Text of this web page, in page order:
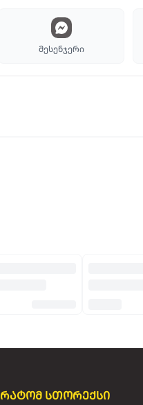
მესენჯერი
რატომ სთორექსი